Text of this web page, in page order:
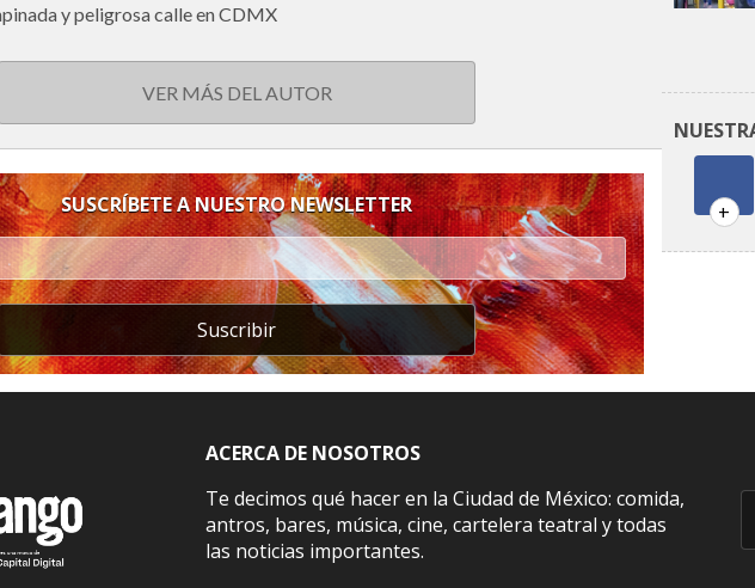
y peligrosa calle en CDMX
VER MÁS DEL AUTOR
SUSCRÍBETE A NUESTRO NEWSLETTER
Suscribir
+
ACERCA DE NOSOTROS
Te decimos qué hacer en la Ciudad de México: comida,
antros, bares, música, cine, cartelera teatral y todas
las noticias importantes.